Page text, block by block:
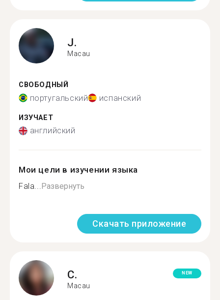
J.
Macau
СВОБОДНЫЙ
португальский испанский
ИЗУЧАЕТ
английский
Мои цели в изучении языка
Fala...Развернуть
Скачать приложение
C.
Macau
NEW